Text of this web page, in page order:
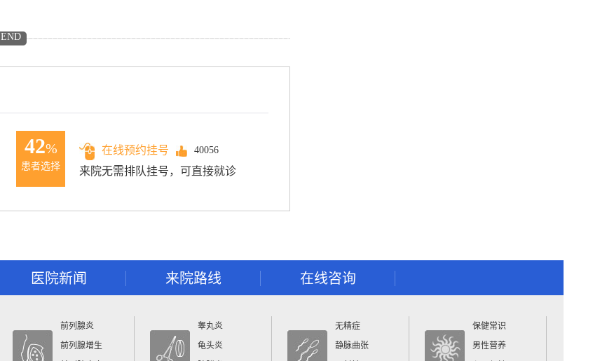
END
42%
患者选择
在线预约挂号 40056
来院无需排队挂号，可直接就诊
医院新闻 来院路线 在线咨询
前列腺炎
前列腺增生
睾丸炎
龟头炎
无精症
静脉曲张
保健常识
男性营养